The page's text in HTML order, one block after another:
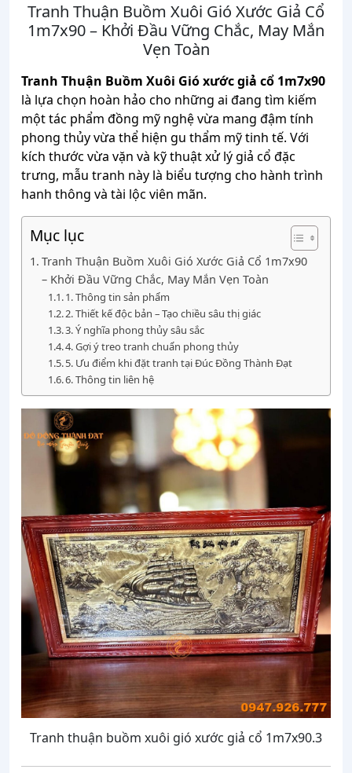
Tranh Thuận Buồm Xuôi Gió Xước Giả Cổ
1m7x90 – Khởi Đầu Vững Chắc, May Mắn
Vẹn Toàn
Tranh Thuận Buồm Xuôi Gió xước giả cổ 1m7x90
là lựa chọn hoàn hảo cho những ai đang tìm kiếm
một tác phẩm đồng mỹ nghệ vừa mang đậm tính
phong thủy vừa thể hiện gu thẩm mỹ tinh tế. Với
kích thước vừa vặn và kỹ thuật xử lý giả cổ đặc
trưng, mẫu tranh này là biểu tượng cho hành trình
hanh thông và tài lộc viên mãn.
Mục lục
Tranh Thuận Buồm Xuôi Gió Xước Giả Cổ 1m7x90
– Khởi Đầu Vững Chắc, May Mắn Vẹn Toàn
1. Thông tin sản phẩm
2. Thiết kế độc bản – Tạo chiều sâu thị giác
3. Ý nghĩa phong thủy sâu sắc
4. Gợi ý treo tranh chuẩn phong thủy
5. Ưu điểm khi đặt tranh tại Đúc Đồng Thành Đạt
6. Thông tin liên hệ
Tranh thuận buồm xuôi gió xước giả cổ 1m7x90.3